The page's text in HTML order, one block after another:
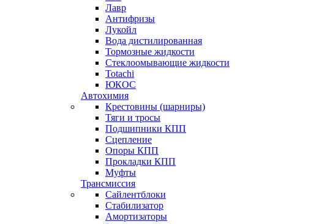
Лавр
Антифризы
Лукойл
Вода дистилированная
Тормозные жидкости
Стеклоомывающие жидкости
Totachi
ЮКОС
Автохимия
Крестовины (шарниры)
Тяги и тросы
Подшипники КПП
Сцепление
Опоры КПП
Прокладки КПП
Муфты
Трансмиссия
Сайлентблоки
Стабилизатор
Амортизаторы